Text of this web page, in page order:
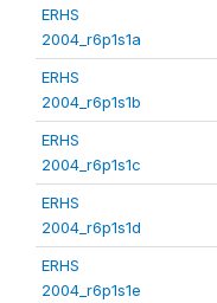
ERHS
2004_r6p1s1a
ERHS
2004_r6p1s1b
ERHS
2004_r6p1s1c
ERHS
2004_r6p1s1d
ERHS
2004_r6p1s1e